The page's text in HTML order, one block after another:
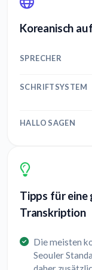
Koreanisch
SPRECHER
SCHRIFTSYSTEM
HALLO SAGEN
Tipps für eine
Transkription
Die meisten
Seouler